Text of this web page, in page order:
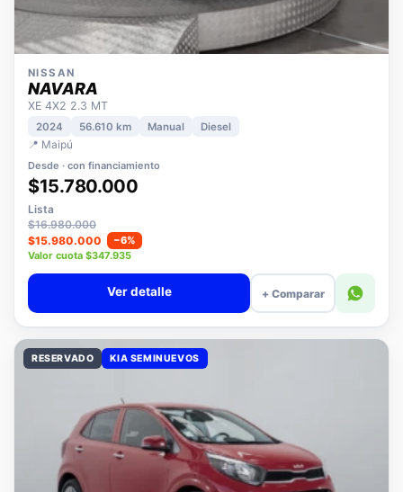
NISSAN
NAVARA
XE 4X2 2.3 MT
2024
📍 Maipú
Desde · con financiamiento
$15.780.000
Lista
$16.980.000
$15.980.000
−6%
Valor cuota $347.935
+ Comparar